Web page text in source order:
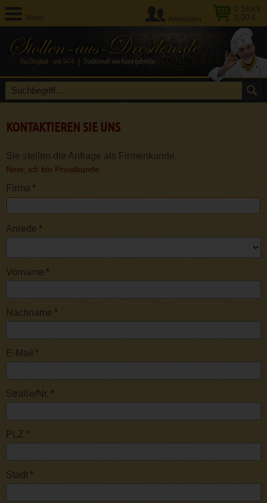
Menü
0 Stück
0,00 €
Anmelden
KONTAKTIEREN SIE UNS
Sie stellen die Anfrage als Firmenkunde.
Nein, ich bin Privatkunde
Firma *
Anrede *
Vorname *
Nachname *
E-Mail *
Straße/Nr. *
PLZ *
Stadt *